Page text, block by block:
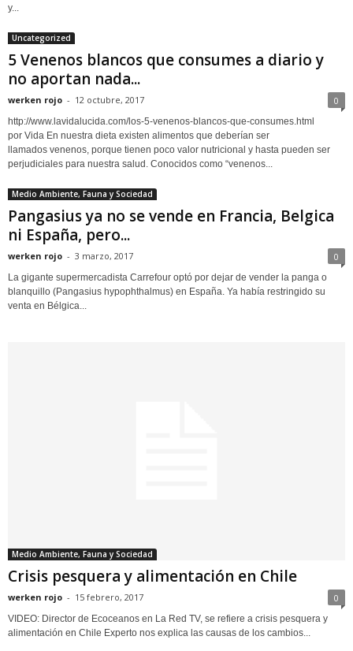
y...
Uncategorized
5 Venenos blancos que consumes a diario y
no aportan nada...
werken rojo - 12 octubre, 2017 0
http://www.lavidalucida.com/los-5-venenos-blancos-que-consumes.html
por Vida En nuestra dieta existen alimentos que deberían ser
llamados venenos, porque tienen poco valor nutricional y hasta pueden ser
perjudiciales para nuestra salud. Conocidos como “venenos...
Medio Ambiente, Fauna y Sociedad
Pangasius ya no se vende en Francia, Belgica
ni España, pero...
werken rojo - 3 marzo, 2017 0
La gigante supermercadista Carrefour optó por dejar de vender la panga o
blanquillo (Pangasius hypophthalmus) en España. Ya había restringido su
venta en Bélgica...
Medio Ambiente, Fauna y Sociedad
Crisis pesquera y alimentación en Chile
werken rojo - 15 febrero, 2017 0
VIDEO: Director de Ecoceanos en La Red TV, se refiere a crisis pesquera y
alimentación en Chile Experto nos explica las causas de los cambios...